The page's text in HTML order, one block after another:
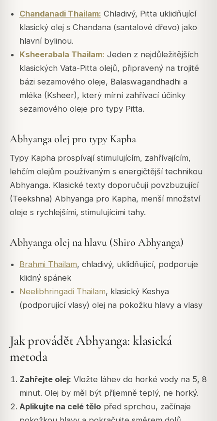
Chandanadi Thailam: Chladivý, Pitta uklidňující
klasický olej s Chandana (santalové dřevo) jako
hlavní bylinou.
Ksheerabala Thailam: Jeden z nejdůležitějších
klasických Vata-Pitta olejů, připravený na trojité
bázi sezamového oleje, Balaswagandhadhi a
mléka (Ksheer), který mírní zahřívací účinky
sezamového oleje pro typy Pitta.
Abhyanga olej pro typy Kapha
Typy Kapha prospívají stimulujícím, zahřívajícím,
lehčím olejům používaným s energičtější technikou
Abhyanga. Klasické texty doporučují povzbuzující
(Teekshna) Abhyanga pro Kapha, menší množství
oleje s rychlejšími, stimulujícími tahy.
Abhyanga olej na hlavu (Shiro Abhyanga)
Brahmi Thailam, chladivý, uklidňující, podporuje
klidný spánek
Neelibhringadi Thailam, klasický Keshya
(podporující vlasy) olej na pokožku hlavy a vlasy
Jak provádět Abhyanga: klasická
metoda
Zahřejte olej: Vložte láhev do horké vody na 5, 8
minut. Olej by měl být příjemně teplý, ne horký.
Aplikujte na celé tělo před sprchou, začínaje